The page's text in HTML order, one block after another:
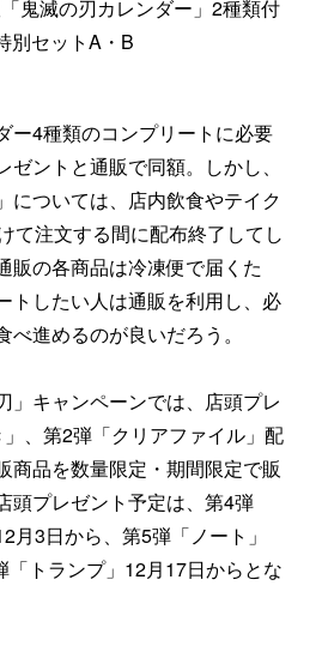
鬼滅の刃カレンダー」2種類付
別セットA・B
ー4種類のコンプリートに必要
ントと通販で同額。しかし、
については、店内飲食やテイク
て注文する間に配布終了してし
販の各商品は冷凍便で届くた
トしたい人は通販を利用し、必
進めるのが良いだろう。
」キャンペーンでは、店頭プレ
、第2弾「クリアファイル」配
商品を数量限定・期間限定で販
頭プレゼント予定は、第4弾
月3日から、第5弾「ノート」
「トランプ」12月17日からとな